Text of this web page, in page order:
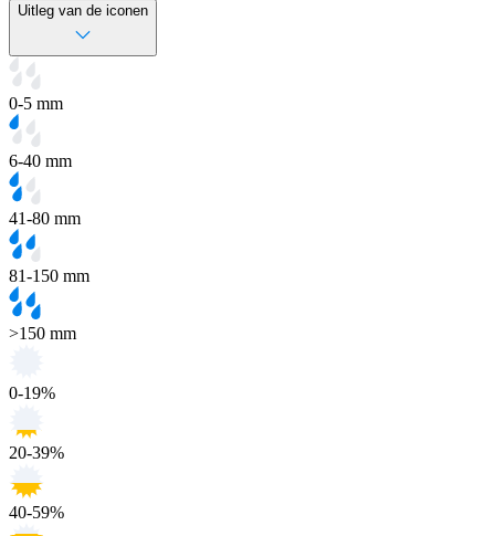
Uitleg van de iconen
0-5 mm
6-40 mm
41-80 mm
81-150 mm
>150 mm
0-19%
20-39%
40-59%